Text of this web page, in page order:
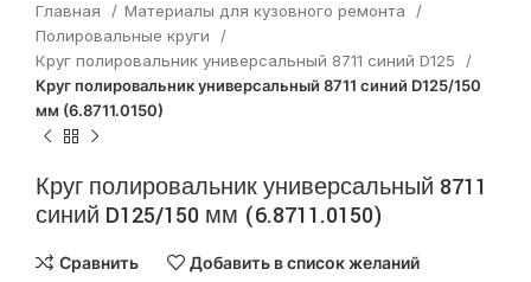
Главная
Материалы для кузовного ремонта
Полировальные круги
Круг полировальник универсальный 8711 синий D125
Круг полировальник универсальный 8711 синий D125/150
мм (6.8711.0150)
Круг полировальник универсальный 8711
синий D125/150 мм (6.8711.0150)
Сравнить Добавить в список желаний